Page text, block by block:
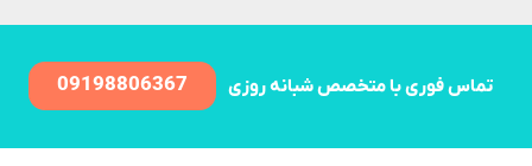
تماس فوری با متخصص شبانه روزی 09198806367